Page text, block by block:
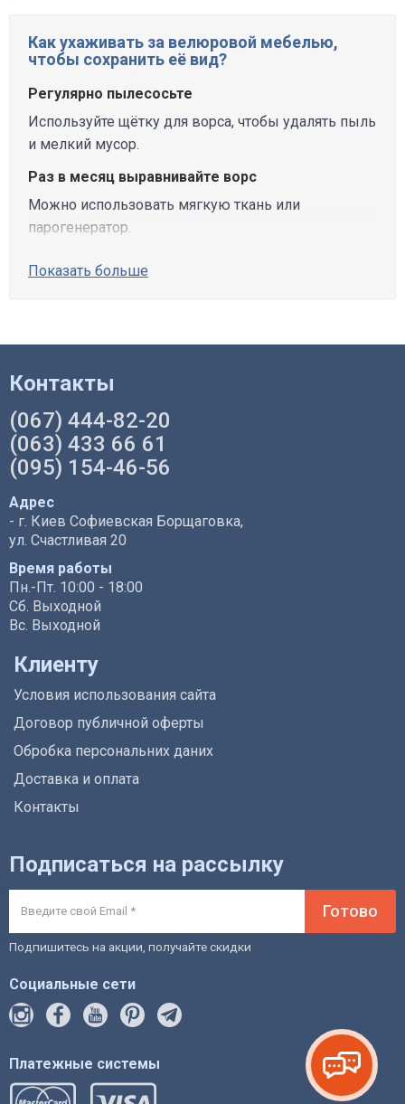
Как ухаживать за велюровой мебелью,
чтобы сохранить её вид?
Регулярно пылесосьте
Используйте щётку для ворса, чтобы удалять пыль
и мелкий мусор.
Раз в месяц выравнивайте ворс
Можно использовать мягкую ткань или
парогенератор.
Показать больше
Контакты
(067) 444-82-20
(063) 433 66 61
(095) 154-46-56
Адрес
- г. Киев Софиевская Борщаговка,
ул. Счастливая 20
Время работы
Пн.-Пт. 10:00 - 18:00
Сб. Выходной
Вс. Выходной
Клиенту
Условия использования сайта
Договор публичной оферты
Обробка персональних даних
Доставка и оплата
Контакты
Подписаться на рассылку
Готово
Подпишитесь на акции, получайте скидки
Социальные сети
Платежные системы